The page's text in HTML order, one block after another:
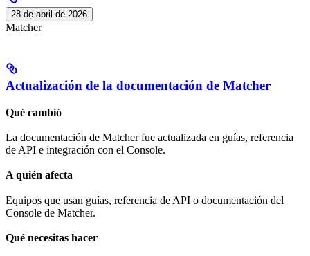
28 de abril de 2026
Matcher
Actualización de la documentación de Matcher
Qué cambió
La documentación de Matcher fue actualizada en guías, referencia
de API e integración con el Console.
A quién afecta
Equipos que usan guías, referencia de API o documentación del
Console de Matcher.
Qué necesitas hacer